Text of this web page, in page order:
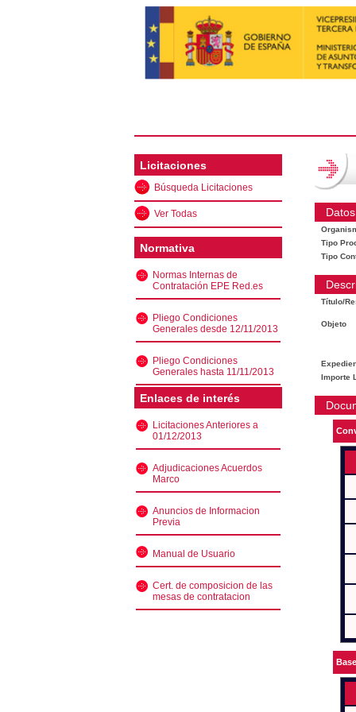
Licitaciones
Búsqueda Licitaciones
Ver Todas
Normativa
Normas Internas de
Contratación EPE Red.es
Pliego Condiciones
Generales desde 12/11/2013
Pliego Condiciones
Generales hasta 11/11/2013
Enlaces de interés
Licitaciones Anteriores a
01/12/2013
Adjudicaciones Acuerdos
Marco
Anuncios de Informacion
Previa
Manual de Usuario
Cert. de composicion de las
mesas de contratacion
Tipo
Tipo
Título/
Objeto
Importe